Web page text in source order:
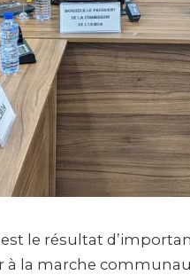
le résultat
à la marche